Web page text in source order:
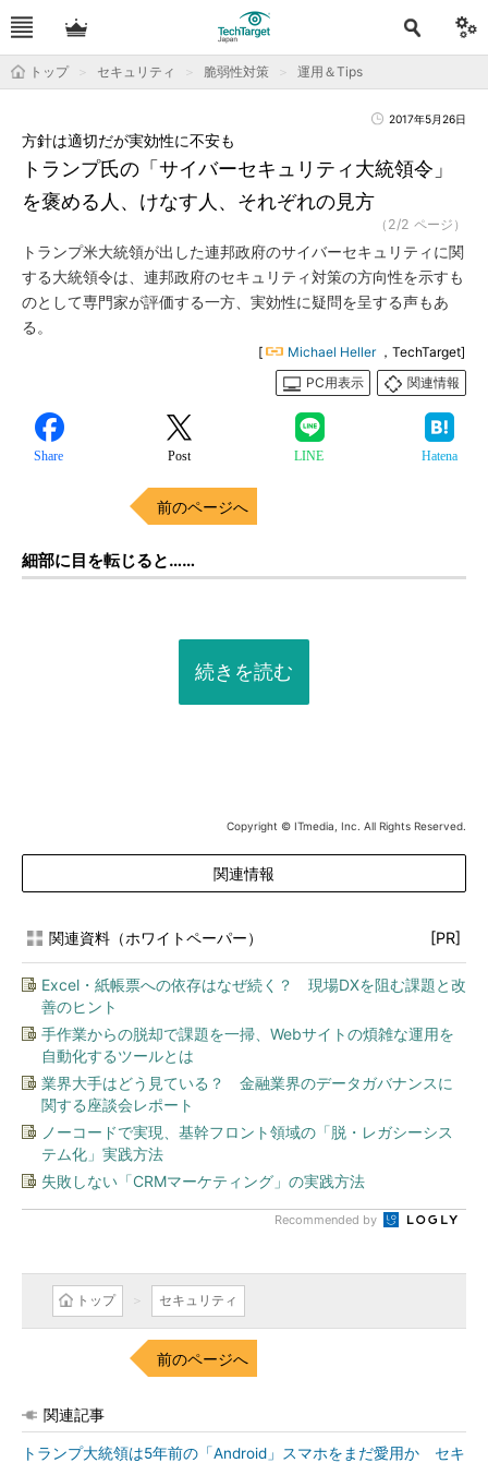
トップ セキュリティ 脆弱性対策 運用＆Tips
2017年5月26日
トランプ氏の「サイバーセキュリティ大統領令」
を褒める人、けなす人、それぞれの見方
方針は適切だが実効性に不安も
（2/2 ページ）
トランプ米大統領が出した連邦政府のサイバーセキュリティに関
する大統領令は、連邦政府のセキュリティ対策の方向性を示すも
のとして専門家が評価する一方、実効性に疑問を呈する声もあ
る。
[ Michael Heller ，TechTarget]
PC用表示
関連情報
Share Post LINE Hatena
前のページへ
細部に目を転じると……
続きを読む
Copyright © ITmedia, Inc. All Rights Reserved.
関連情報
関連資料（ホワイトペーパー） [PR]
Excel・紙帳票への依存はなぜ続く？ 現場DXを阻む課題と改
善のヒント
手作業からの脱却で課題を一掃、Webサイトの煩雑な運用を
自動化するツールとは
業界大手はどう見ている？ 金融業界のデータガバナンスに
関する座談会レポート
ノーコードで実現、基幹フロント領域の「脱・レガシーシス
テム化」実践方法
失敗しない「CRMマーケティング」の実践方法
Recommended by
トップ セキュリティ
前のページへ
関連記事
トランプ大統領は5年前の「Android」スマホをまだ愛用か セキ